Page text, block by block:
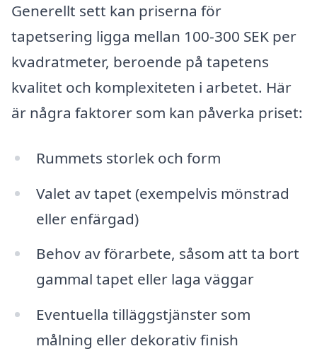
Generellt sett kan priserna för
tapetsering ligga mellan 100-300 SEK per
kvadratmeter, beroende på tapetens
kvalitet och komplexiteten i arbetet. Här
är några faktorer som kan påverka priset:
Rummets storlek och form
Valet av tapet (exempelvis mönstrad
eller enfärgad)
Behov av förarbete, såsom att ta bort
gammal tapet eller laga väggar
Eventuella tilläggstjänster som
målning eller dekorativ finish